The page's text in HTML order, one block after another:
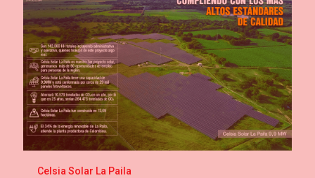
Celsia Solar La Paila